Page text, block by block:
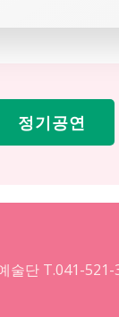
정기공연
술단 T.041-